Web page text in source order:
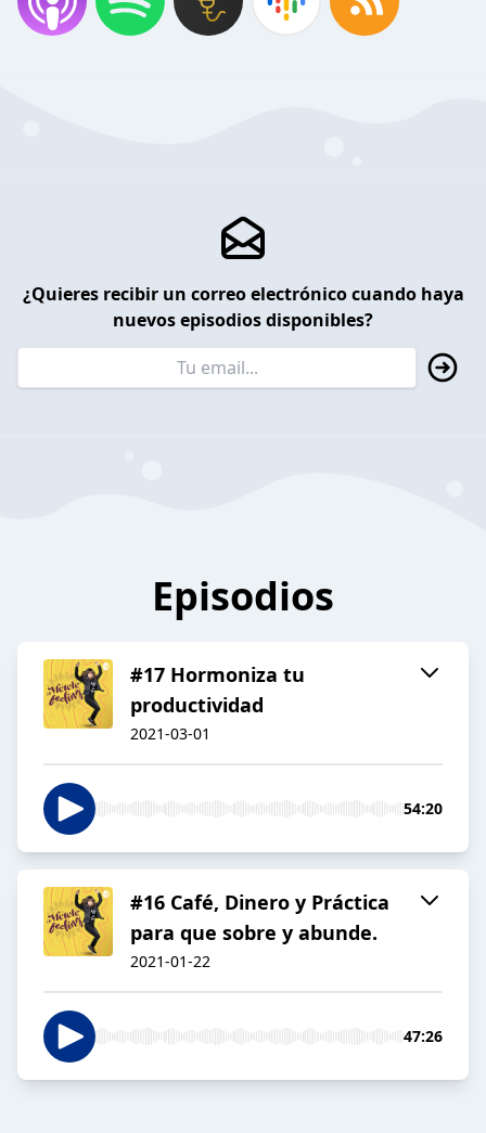
¿Quieres recibir un correo electrónico cuando haya
nuevos episodios disponibles?
Episodios
#17 Hormoniza tu
productividad
2021-03-01
54:20
#16 Café, Dinero y Práctica
para que sobre y abunde.
2021-01-22
47:26